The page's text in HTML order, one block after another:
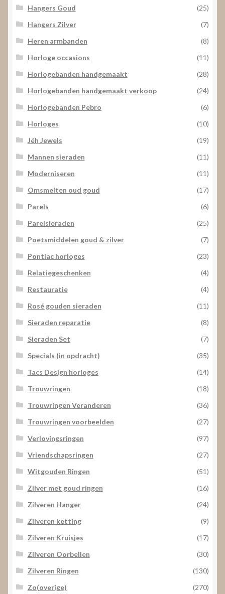
Hangers Goud
(25)
Hangers Zilver
(7)
Heren armbanden
(8)
Horloge occasions
(11)
Horlogebanden handgemaakt
(28)
Horlogebanden handgemaakt verkoop
(24)
Horlogebanden Pebro
(6)
Horloges
(10)
Jéh Jewels
(19)
Mannen sieraden
(11)
Moderniseren
(11)
Omsmelten oud goud
(17)
Parels
(6)
Parelsieraden
(25)
Poetsmiddelen goud & zilver
(7)
Pontiac horloges
(23)
Relatiegeschenken
(4)
Restauratie
(4)
Rosé gouden sieraden
(11)
Sieraden reparatie
(8)
Sieraden Set
(7)
Specials (in opdracht)
(35)
Tacs Design horloges
(14)
Trouwringen
(18)
Trouwringen Veranderen
(36)
Trouwringen voorbeelden
(27)
Verlovingsringen
(97)
Vriendschapsringen
(27)
Witgouden Ringen
(51)
Zilver met goud ringen
(16)
Zilveren Hanger
(24)
Zilveren ketting
(9)
Zilveren Kruisjes
(17)
Zilveren Oorbellen
(30)
Zilveren Ringen
(130)
Zo(overige)
(270)